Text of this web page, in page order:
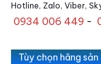
Hotline, Zalo, Viber,
0934 006 449 -
Tùy chọn hãng